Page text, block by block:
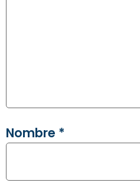
Nombre *